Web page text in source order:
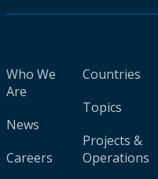
Who We
Are
News
Careers
Countries
Topics
Projects &
Operations